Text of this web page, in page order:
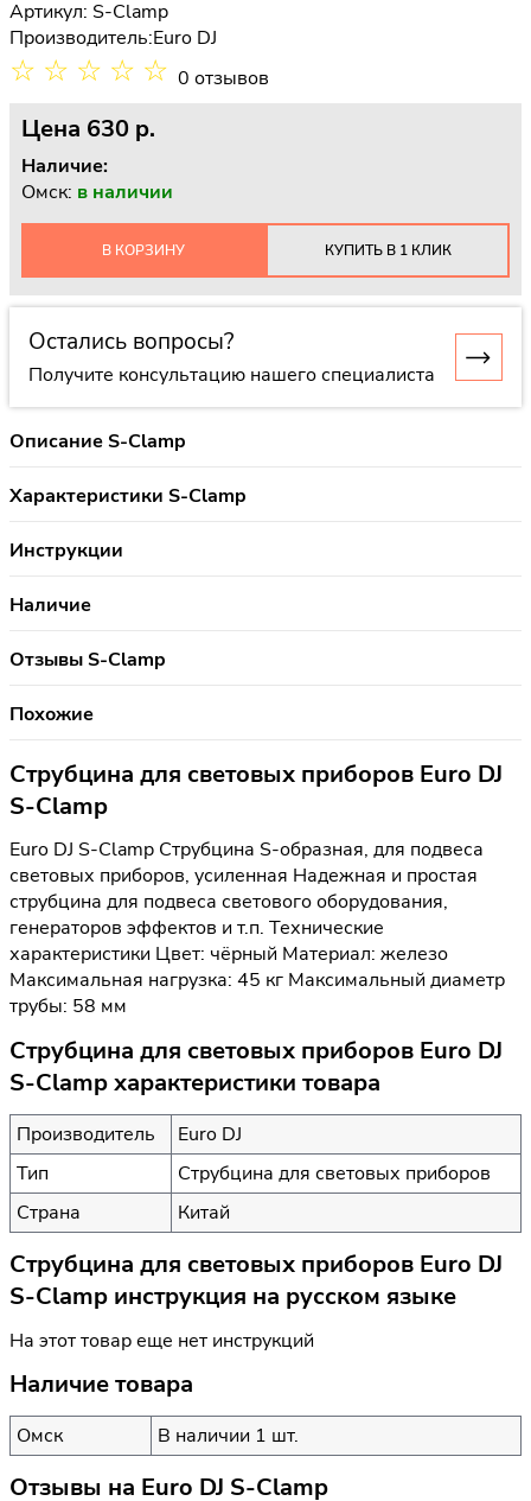
Артикул: S-Clamp
Производитель:Euro DJ
☆ ☆ ☆ ☆ ☆ 0 отзывов
Цена 630 p.
Наличие:
Омск: в наличии
В КОРЗИНУ КУПИТЬ В 1 КЛИК
Остались вопросы?
Получите консультацию нашего специалиста
Описание S-Clamp
Характеристики S-Clamp
Инструкции
Наличие
Отзывы S-Clamp
Похожие
Струбцина для световых приборов Euro DJ
S-Clamp
Euro DJ S-Clamp Cтрубцина S-образная, для подвеса
световых приборов, усиленная Надежная и простая
струбцина для подвеса светового оборудования,
генераторов эффектов и т.п. Технические
характеристики Цвет: чёрный Материал: железо
Максимальная нагрузка: 45 кг Максимальный диаметр
трубы: 58 мм
Струбцина для световых приборов Euro DJ
S-Clamp характеристики товара
Производитель
Euro DJ
Тип
Струбцина для световых приборов
Страна
Китай
Струбцина для световых приборов Euro DJ
S-Clamp инструкция на русском языке
На этот товар еще нет инструкций
Наличие товара
Омск В наличии 1 шт.
Отзывы на Euro DJ S-Clamp